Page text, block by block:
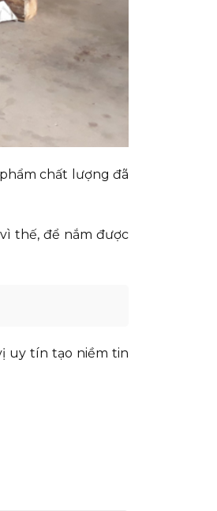
chất lượng đã
thế, để nắm được
uy tín tạo niềm tin